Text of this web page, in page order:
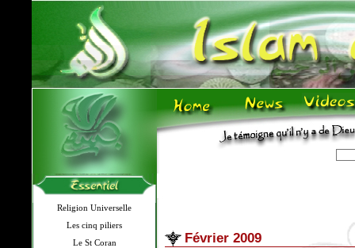
Religion Universelle
Les cinq piliers
Le St Coran
Février 2009